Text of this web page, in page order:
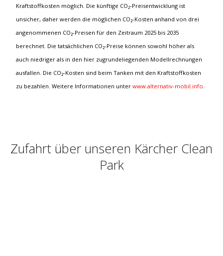
Kraftstoffkosten möglich. Die künftige CO₂-Preisentwicklung ist
unsicher, daher werden die möglichen CO₂-Kosten anhand von drei
angenommenen CO₂-Preisen für den Zeitraum 2025 bis 2035
berechnet. Die tatsächlichen CO₂-Preise können sowohl höher als
auch niedriger als in den hier zugrundeliegenden Modellrechnungen
ausfallen. Die CO₂-Kosten sind beim Tanken mit den Kraftstoffkosten
zu bezahlen. Weitere Informationen unter www.alternativ-mobil.info
Zufahrt über unseren Kärcher Clean
Park